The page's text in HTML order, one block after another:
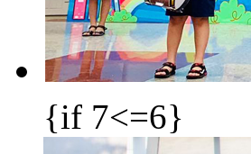
{if 7<=6}